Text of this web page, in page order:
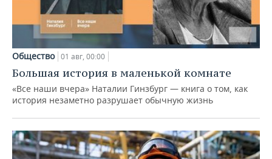
Общество 01 авг, 00:00
Большая история в маленькой комнате
«Все наши вчера» Наталии Гинзбург — книга о том, как
история незаметно разрушает обычную жизнь